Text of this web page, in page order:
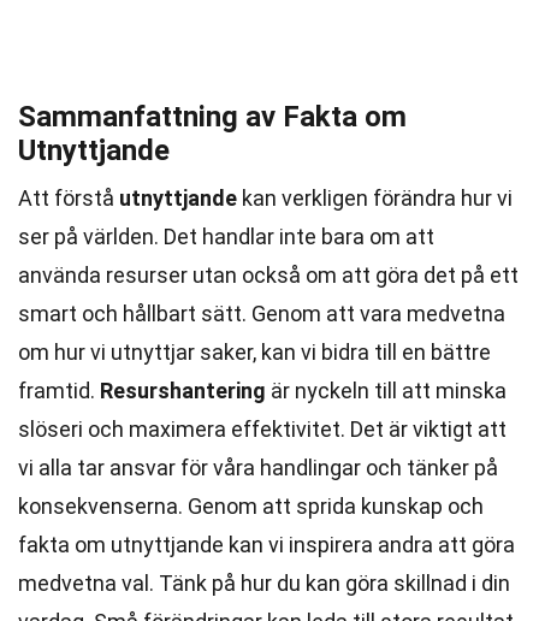
Sammanfattning av Fakta om
Utnyttjande
Att förstå utnyttjande kan verkligen förändra hur vi
ser på världen. Det handlar inte bara om att
använda resurser utan också om att göra det på ett
smart och hållbart sätt. Genom att vara medvetna
om hur vi utnyttjar saker, kan vi bidra till en bättre
framtid. Resurshantering är nyckeln till att minska
slöseri och maximera effektivitet. Det är viktigt att
vi alla tar ansvar för våra handlingar och tänker på
konsekvenserna. Genom att sprida kunskap och
fakta om utnyttjande kan vi inspirera andra att göra
medvetna val. Tänk på hur du kan göra skillnad i din